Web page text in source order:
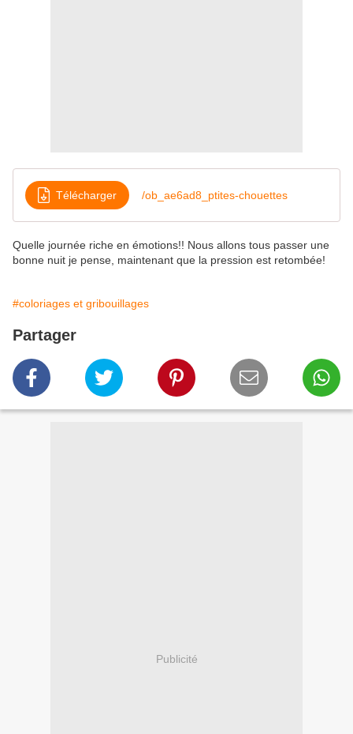
Télécharger /ob_ae6ad8_ptites-chouettes
Quelle journée riche en émotions!! Nous allons tous passer une
bonne nuit je pense, maintenant que la pression est retombée!
#coloriages et gribouillages
Partager
Publicité